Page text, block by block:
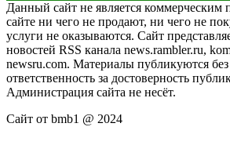
Данный сайт не является коммерческим
сайте ни чего не продают, ни чего не
услуги не оказываются. Сайт
новостей RSS канала news.rambler.ru,
newsru.com. Материалы публикуются
ответственность за достоверность
Администрация сайта не несёт.
Сайт от bmb1 @ 2024